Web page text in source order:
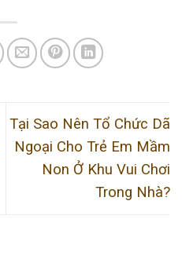
Tại Sao Nên Tổ Chức Dã
Ngoại Cho Trẻ Em Mầm
Non Ở Khu Vui Chơi
Trong Nhà?